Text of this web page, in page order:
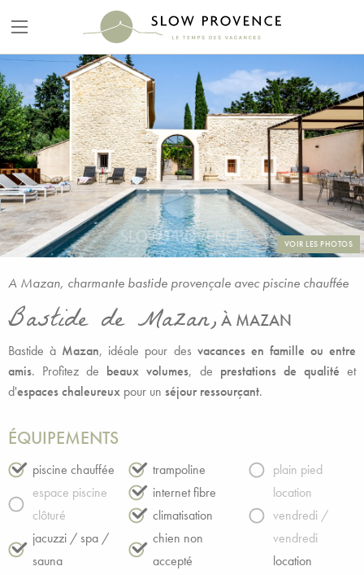
VOIR LES PHOTOS
A Mazan, charmante bastide provençale avec piscine chauffée
Bastide de Mazan, À MAZAN
Bastide à Mazan, idéale pour des vacances en famille ou entre
amis. Profitez de beaux volumes, de prestations de qualité et
d'espaces chaleureux pour un séjour ressourçant.
ÉQUIPEMENTS
piscine chauffée
espace piscine
clôturé
jacuzzi / spa /
sauna
trampoline
internet fibre
climatisation
chien non
accepté
plain pied
location
vendredi /
vendredi
location